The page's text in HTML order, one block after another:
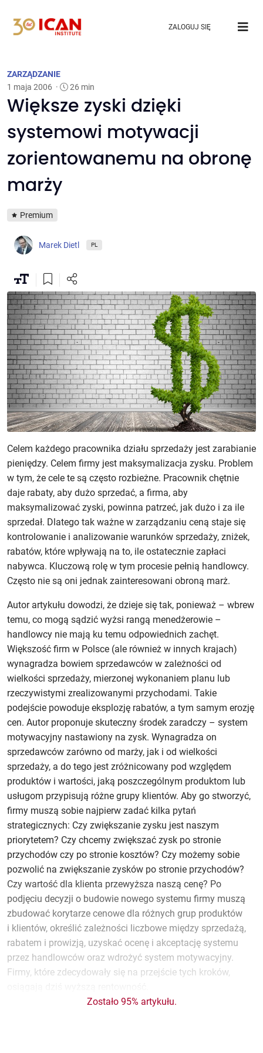
ZALOGUJ SIĘ
ZARZĄDZANIE
1 maja 2006 · 26 min
Większe zyski dzięki
systemowi motywacji
zorientowanemu na obronę
marży
Premium
Marek Dietl PL
Celem każdego pracownika działu sprzedaży jest zarabianie
pieniędzy. Celem firmy jest maksymalizacja zysku. Problem
w tym, że cele te są często rozbieżne. Pracownik chętnie
daje rabaty, aby dużo sprzedać, a firma, aby
maksymalizować zyski, powinna patrzeć, jak dużo i za ile
sprzedał. Dlatego tak ważne w zarządzaniu ceną staje się
kontrolowanie i analizowanie warunków sprzedaży, zniżek,
rabatów, które wpływają na to, ile ostatecznie zapłaci
nabywca. Kluczową rolę w tym procesie pełnią handlowcy.
Często nie są oni jednak zainteresowani obroną marż.
Autor artykułu dowodzi, że dzieje się tak, ponieważ – wbrew
temu, co mogą sądzić wyżsi rangą menedżerowie –
handlowcy nie mają ku temu odpowiednich zachęt.
Większość firm w Polsce (ale również w innych krajach)
wynagradza bowiem sprzedawców w zależności od
wielkości sprzedaży, mierzonej wykonaniem planu lub
rzeczywistymi zrealizowanymi przychodami. Takie
podejście powoduje eksplozję rabatów, a tym samym erozję
cen. Autor proponuje skuteczny środek zaradczy – system
motywacyjny nastawiony na zysk. Wynagradza on
sprzedawców zarówno od marży, jak i od wielkości
sprzedaży, a do tego jest zróżnicowany pod względem
produktów i wartości, jaką poszczególnym produktom lub
usługom przypisują różne grupy klientów. Aby go stworzyć,
firmy muszą sobie najpierw zadać kilka pytań
strategicznych: Czy zwiększanie zysku jest naszym
priorytetem? Czy chcemy zwiększać zysk po stronie
przychodów czy po stronie kosztów? Czy możemy sobie
pozwolić na zwiększanie zysków po stronie przychodów?
Czy wartość dla klienta przewyższa naszą cenę? Po
podjęciu decyzji o budowie nowego systemu firmy muszą
zbudować korytarze cenowe dla różnych grup produktów
i klientów, określić zależności liczbowe między sprzedażą,
rabatem i prowizją, uzyskać ocenę i akceptację systemu
przez handlowców oraz wdrożyć system motywacyjny.
Firmy, które zdecydowały się na przejście tych kroków,
Zostało 95% artykułu.